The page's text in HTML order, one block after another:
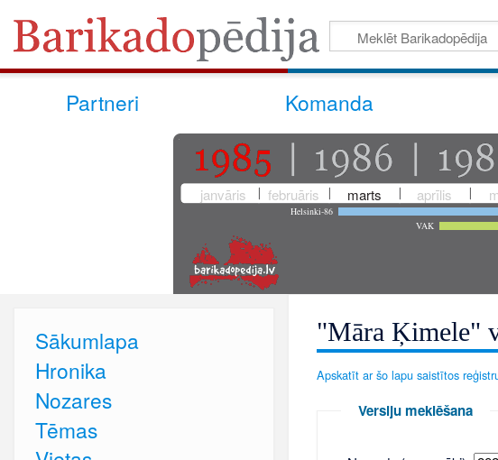
Partneri Komanda
janvāris februāris marts aprīlis
Helsinki-86
VAK
"Māra Ķimele"
Apskatīt ar šo lapu saistītos
Versiju meklēšana
Sākumlapa
Hronika
Nozares
Tēmas